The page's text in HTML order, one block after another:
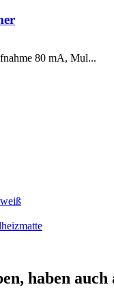
80 mA, Mul...
haben auch